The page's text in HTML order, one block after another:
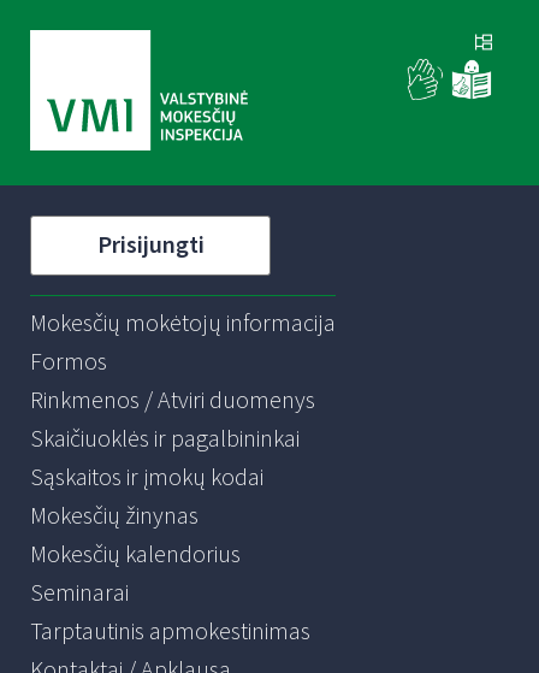
Prisijungti
Mokesčių mokėtojų informacija
Formos
Rinkmenos / Atviri duomenys
Skaičiuoklės ir pagalbininkai
Sąskaitos ir įmokų kodai
Mokesčių žinynas
Mokesčių kalendorius
Seminarai
Tarptautinis apmokestinimas